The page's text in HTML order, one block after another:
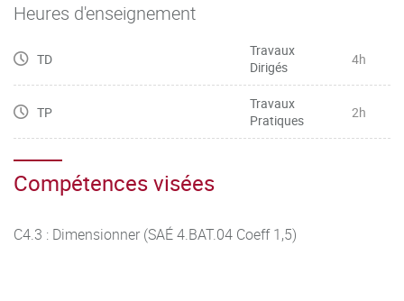
Heures d'enseignement
TD
Travaux
Dirigés
4h
TP
Travaux
Pratiques
2h
Compétences visées
C4.3 : Dimensionner (SAÉ 4.BAT.04 Coeff 1,5)